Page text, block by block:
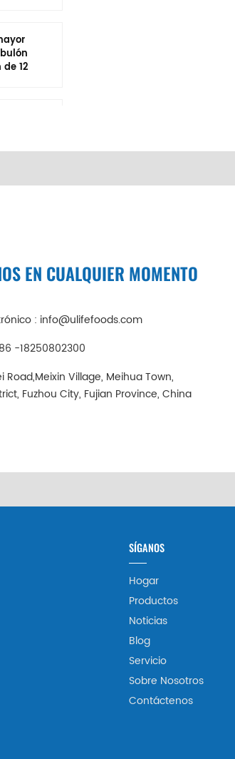
12
EN CUALQUIER MOMENTO
: info@ulifefoods.com
-18250802300
Road,Meixin Village, Meihua Town,
Fuzhou City, Fujian Province, China
SÍGANOS
Hogar
Productos
Noticias
Blog
Servicio
Sobre Nosotros
Contáctenos